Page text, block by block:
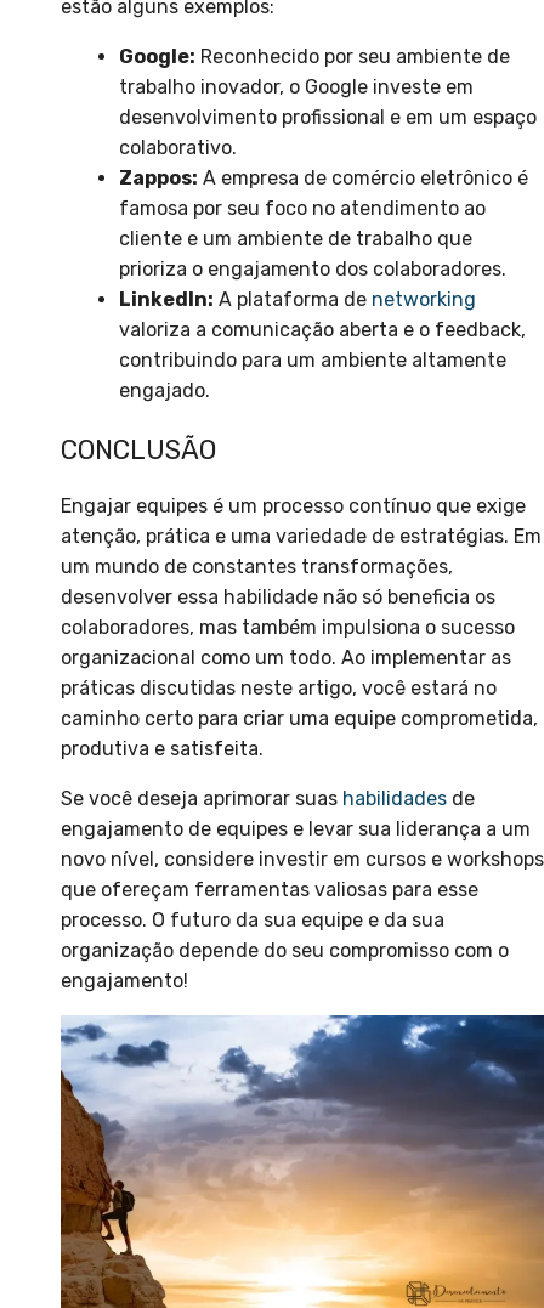
estão alguns exemplos:
Google: Reconhecido por seu ambiente de
trabalho inovador, o Google investe em
desenvolvimento profissional e em um espaço
colaborativo.
Zappos: A empresa de comércio eletrônico é
famosa por seu foco no atendimento ao
cliente e um ambiente de trabalho que
prioriza o engajamento dos colaboradores.
LinkedIn: A plataforma de networking
valoriza a comunicação aberta e o feedback,
contribuindo para um ambiente altamente
engajado.
CONCLUSÃO
Engajar equipes é um processo contínuo que exige
atenção, prática e uma variedade de estratégias. Em
um mundo de constantes transformações,
desenvolver essa habilidade não só beneficia os
colaboradores, mas também impulsiona o sucesso
organizacional como um todo. Ao implementar as
práticas discutidas neste artigo, você estará no
caminho certo para criar uma equipe comprometida,
produtiva e satisfeita.
Se você deseja aprimorar suas habilidades de
engajamento de equipes e levar sua liderança a um
novo nível, considere investir em cursos e workshops
que ofereçam ferramentas valiosas para esse
processo. O futuro da sua equipe e da sua
organização depende do seu compromisso com o
engajamento!